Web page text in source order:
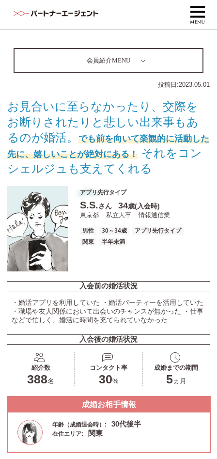
会員紹介MENU
投稿日:2023.05.01
お見合いに至らなかったり、交際を
お断りされたりと悲しい出来事もあ
るのが婚活。
でも前を向いて楽観的に活動した
先に、嬉しいことが絶対にある！ それをコン
シェルジュも支えてくれる
アプリ先行タイプ
S.S.さん 34歳(入会時)
東京都 私立大卒 情報通信業
男性 30～34歳
アプリ先行タイプ
関東
半年未満
入会前の婚活状況
・婚活アプリを利用していた ・婚活パーティーを活用していた
・職場や友人関係において出会いのチャンスが無かった ・仕事
などで忙しく、婚活に時間を充てられていなかった
入会後の婚活状況
紹介数
388名
コンタクト率
30%
成婚までの期間
5ヵ月
成婚お相手情報
年齢（成婚退会時）: 30代後半
在住エリア: 関東